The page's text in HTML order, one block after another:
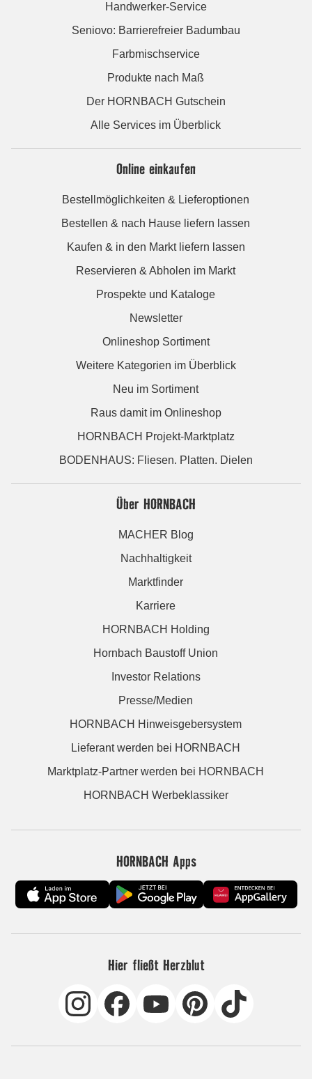
Handwerker-Service
Seniovo: Barrierefreier Badumbau
Farbmischservice
Produkte nach Maß
Der HORNBACH Gutschein
Alle Services im Überblick
Online einkaufen
Bestellmöglichkeiten & Lieferoptionen
Bestellen & nach Hause liefern lassen
Kaufen & in den Markt liefern lassen
Reservieren & Abholen im Markt
Prospekte und Kataloge
Newsletter
Onlineshop Sortiment
Weitere Kategorien im Überblick
Neu im Sortiment
Raus damit im Onlineshop
HORNBACH Projekt-Marktplatz
BODENHAUS: Fliesen. Platten. Dielen
Über HORNBACH
MACHER Blog
Nachhaltigkeit
Marktfinder
Karriere
HORNBACH Holding
Hornbach Baustoff Union
Investor Relations
Presse/Medien
HORNBACH Hinweisgebersystem
Lieferant werden bei HORNBACH
Marktplatz-Partner werden bei HORNBACH
HORNBACH Werbeklassiker
HORNBACH Apps
Hier fließt Herzblut